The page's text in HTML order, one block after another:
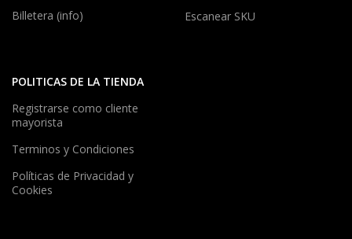
Billetera (info)
Escanear SKU
POLITICAS DE LA TIENDA
Registrarse como cliente
mayorista
Terminos y Condiciones
Políticas de Privacidad y
Cookies